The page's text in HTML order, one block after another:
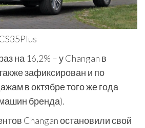
на 16,2% – у Changan в
зафиксирован и по
в октябре того же года
бренда).
Changan остановили свой